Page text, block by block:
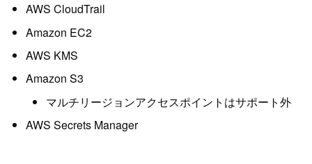
AWS CloudTrail
Amazon EC2
AWS KMS
Amazon S3
マルチリージョンアクセスポイントはサポート外
AWS Secrets Manager